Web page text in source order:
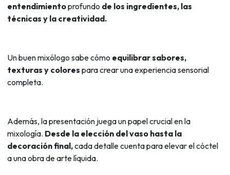
entendimientoprofundo de los ingredientes, las
técnicas y la creatividad.
Un buen mixólogo sabe cómo equilibrar sabores,
texturas y colores para crear una experiencia sensorial
completa.
Además, la presentación juega un papel crucial en la
mixología. Desde la elección del vaso hasta la
decoración final,cada detalle cuenta para elevar el cóctel
a una obra de arte líquida.